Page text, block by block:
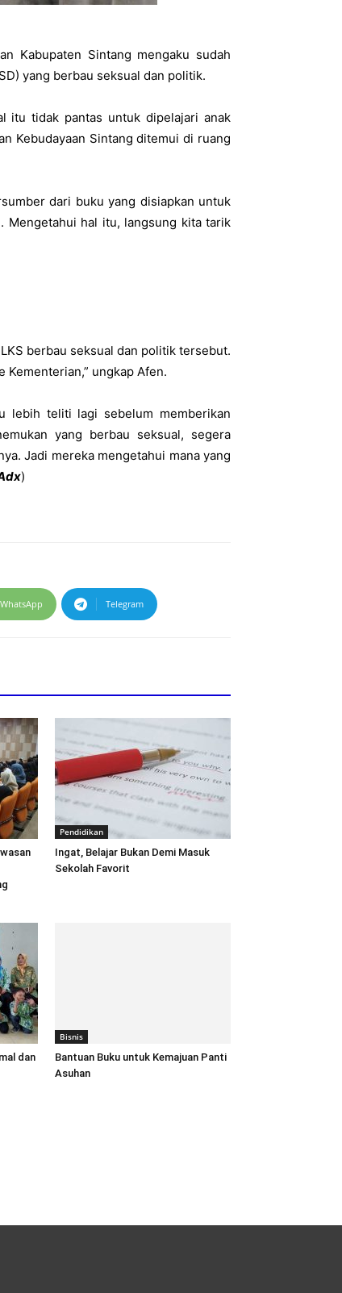
Kabupaten Sintang mengaku sudah
yang berbau seksual dan politik.
itu tidak pantas untuk dipelajari anak
Kebudayaan Sintang ditemui di ruang
dari buku yang disiapkan untuk
Mengetahui hal itu, langsung kita tarik
berbau seksual dan politik tersebut.
Kementerian,” ungkap Afen.
lebih teliti lagi sebelum memberikan
yang berbau seksual, segera
Jadi mereka mengetahui mana yang
)
WhatsApp Telegram
Pendidikan
Ingat, Belajar Bukan Demi Masuk
Sekolah Favorit
dan
Bisnis
Bantuan Buku untuk Kemajuan Panti
Asuhan